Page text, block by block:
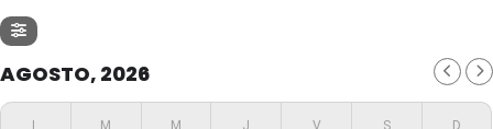
AGOSTO, 2026